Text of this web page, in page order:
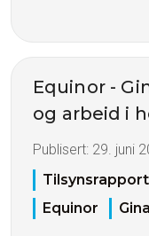
Equinor -
og arbeid i
Publisert: 29. juni
Tilsynsrapport
Equinor